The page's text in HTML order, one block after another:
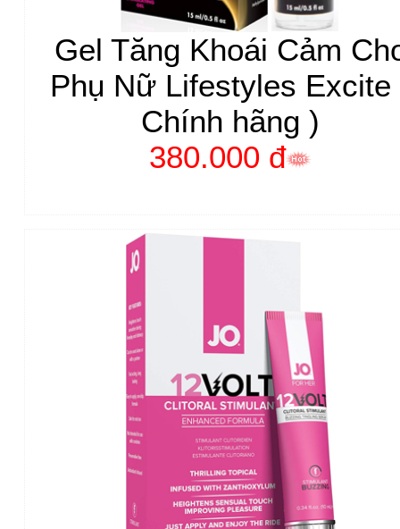
Gel Tăng Khoái Cảm
Phụ Nữ Lifestyles Excite
Chính hãng )
380.000 đ